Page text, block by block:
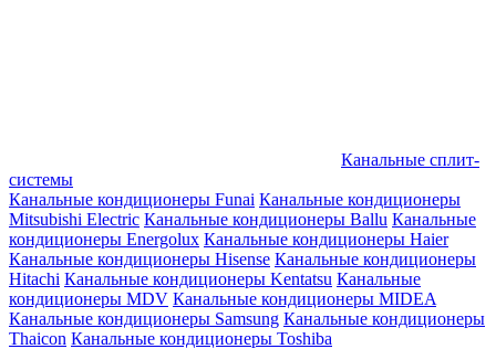
Канальные сплит-
системы
Канальные кондиционеры Funai Канальные кондиционеры
Mitsubishi Electric Канальные кондиционеры Ballu Канальные
кондиционеры Energolux Канальные кондиционеры Haier
Канальные кондиционеры Hisense Канальные кондиционеры
Hitachi Канальные кондиционеры Kentatsu Канальные
кондиционеры MDV Канальные кондиционеры MIDEA
Канальные кондиционеры Samsung Канальные кондиционеры
Thaicon Канальные кондиционеры Toshiba